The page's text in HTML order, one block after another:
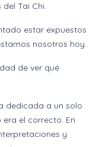
Tai Chi.
estar expuestos
nosotros hoy.
de ver qué
dedicada a un solo
el correcto. En
y